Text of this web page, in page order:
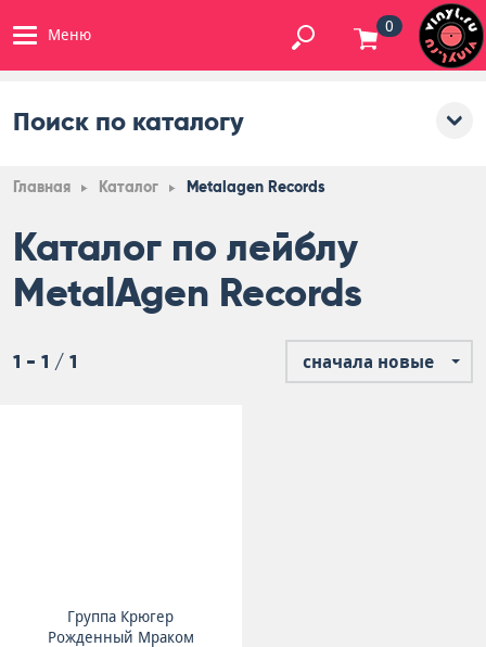
Меню 0
Поиск по каталогу
Главная Каталог Metalagen Records
Каталог по лейблу
MetalAgen Records
1 - 1 / 1 сначала новые
Группа Крюгер
Рожденный Мраком